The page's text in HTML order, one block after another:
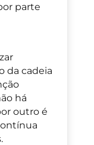
parte
da cadeia
há
outro é